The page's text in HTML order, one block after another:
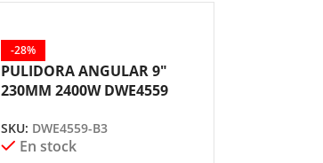
-28%
PULIDORA ANGULAR 9″
230MM 2400W DWE4559
SKU: DWE4559-B3
En stock